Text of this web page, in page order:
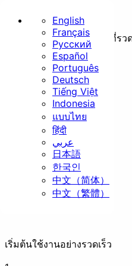
หน้าแรก
ปรับขนาด
ความปลอดภัย
การสร้างไฟล์ GIF/WebP ที่ร
เริ่มต้นใช้งานอย่างรวดเร็ว
English
Français
Русский
Español
Português
Deutsch
Tiếng Việt
Indonesia
แบบไทย
हिंदी
عربي
日本語
한국인
中文（简体）
中文（繁體）